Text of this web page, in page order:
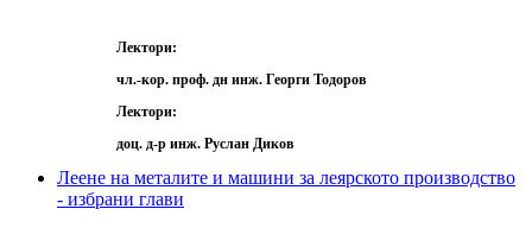
Лектори:
чл.-кор. проф. дн инж. Георги Тодоров
Лектори:
доц. д-р инж. Руслан Диков
Леене на металите и машини за леярското производство
- избрани глави